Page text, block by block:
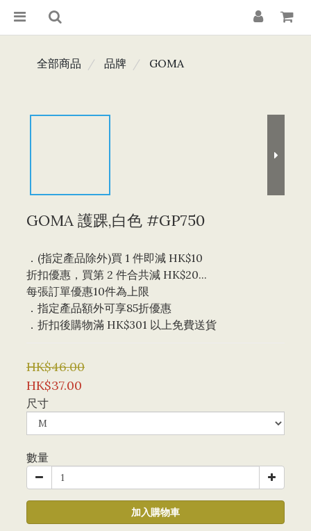
全部商品 品牌 GOMA
GOMA 護踝,白色 #GP750
．(指定產品除外)買 1 件即減 HK$10
折扣優惠，買第 2 件合共減 HK$20...
每張訂單優惠10件為上限
．指定產品額外可享85折優惠
．折扣後購物滿 HK$301 以上免費送貨
HK$46.00
HK$37.00
尺寸
數量
加入購物車